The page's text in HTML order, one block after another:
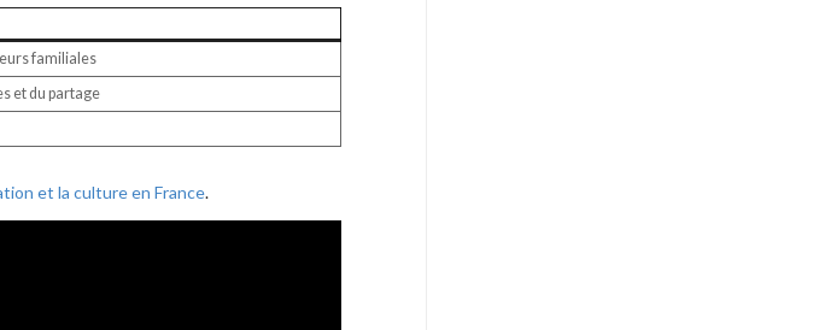
familiales
et du partage
et la culture en France.